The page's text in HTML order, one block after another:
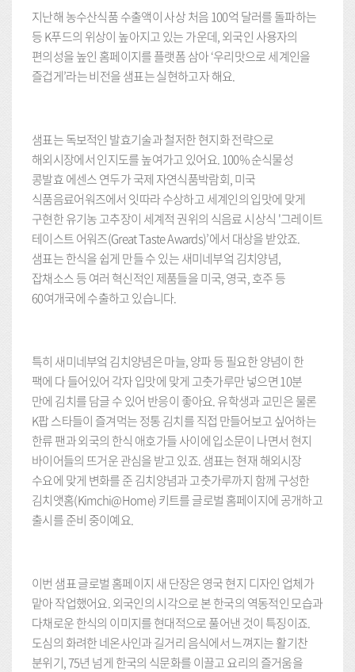
지난해 농수산식품 수출액이 사상 처음 100억 달러를 돌파하는
등 K푸드의 위상이 높아지고 있는 가운데, 외국인 사용자의
편의성을 높인 홈페이지를 플랫폼 삼아 ‘우리맛으로 세계인을
즐겁게’라는 비전을 샘표는 실현하고자 해요.
샘표는 독보적인 발효기술과 철저한 현지화 전략으로
해외시장에서 인지도를 높여가고 있어요. 100% 순식물성
콩발효 에센스 연두가 국제 자연식품박람회, 미국
식품음료어워즈에서 잇따라 수상하고 세계인의 입맛에 맞게
구현한 유기농 고추장이 세계적 권위의 식음료 시상식 '그레이트
테이스트 어워즈(Great Taste Awards)’에서 대상을 받았죠.
샘표는 한식을 쉽게 만들 수 있는 새미네부엌 김치양념,
잡채소스 등 여러 혁신적인 제품들을 미국, 영국, 호주 등
60여개국에 수출하고 있습니다.
특히 새미네부엌 김치양념은 마늘, 양파 등 필요한 양념이 한
팩에 다 들어있어 각자 입맛에 맞게 고춧가루만 넣으면 10분
만에 김치를 담글 수 있어 반응이 좋아요. 유학생과 교민은 물론
K팝 스타들이 즐겨먹는 정통 김치를 직접 만들어보고 싶어하는
한류 팬과 외국의 한식 애호가들 사이에 입소문이 나면서 현지
바이어들의 뜨거운 관심을 받고 있죠. 샘표는 현재 해외시장
수요에 맞게 변화를 준 김치양념과 고춧가루까지 함께 구성한
김치앳홈(Kimchi@Home) 키트를 글로벌 홈페이지에 공개하고
출시를 준비 중이예요.
이번 샘표 글로벌 홈페이지 새 단장은 영국 현지 디자인 업체가
맡아 작업했어요. 외국인의 시각으로 본 한국의 역동적인 모습과
다채로운 한식의 이미지를 현대적으로 풀어낸 것이 특징이죠.
도심의 화려한 네온사인과 길거리 음식에서 느껴지는 활기찬
분위기, 75년 넘게 한국의 식문화를 이끌고 요리의 즐거움을